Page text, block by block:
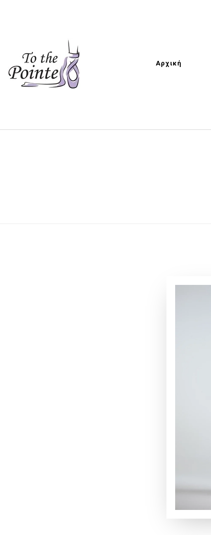
Αρχική